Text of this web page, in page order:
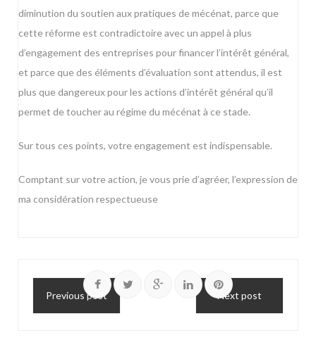
diminution du soutien aux pratiques de mécénat, parce que
cette réforme est contradictoire avec un appel à plus
d’engagement des entreprises pour financer l’intérêt général,
et parce que des éléments d’évaluation sont attendus, il est
plus que dangereux pour les actions d’intérêt général qu’il
permet de toucher au régime du mécénat à ce stade.
Sur tous ces points, votre engagement est indispensable.
Comptant sur votre action, je vous prie d’agréer, l’expression de
ma considération respectueuse
Previous post Next post